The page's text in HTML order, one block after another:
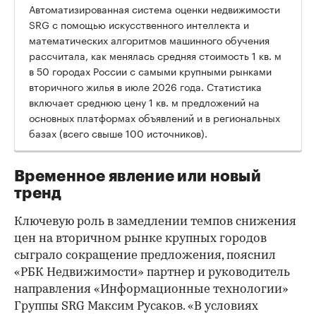
00:00 / 00:00
Автоматизированная система оценки недвижимости
SRG с помощью искусственного интеллекта и
математических алгоритмов машинного обучения
рассчитала, как менялась средняя стоимость 1 кв. м
в 50 городах России с самыми крупными рынками
вторичного жилья в июле 2026 года. Статистика
включает среднюю цену 1 кв. м предложений на
основных платформах объявлений и в региональных
базах (всего свыше 100 источников).
Временное явление или новый
тренд
Ключевую роль в замедлении темпов снижения
цен на вторичном рынке крупных городов
сыграло сокращение предложения, пояснил
«РБК Недвижимости» партнер и руководитель
направления «Информационные технологии»
Группы SRG Максим Русаков. «В условиях